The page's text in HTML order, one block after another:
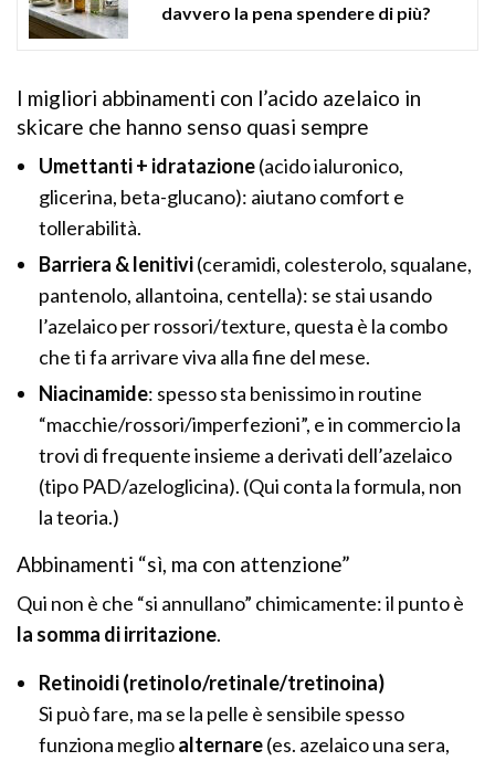
davvero la pena spendere di più?
I migliori abbinamenti con l’acido azelaico in
skicare che hanno senso quasi sempre
Umettanti + idratazione(acido ialuronico,
glicerina, beta-glucano): aiutano comfort e
tollerabilità.
Barriera & lenitivi(ceramidi, colesterolo, squalane,
pantenolo, allantoina, centella): se stai usando
l’azelaico per rossori/texture, questa è la combo
che ti fa arrivare viva alla fine del mese.
Niacinamide: spesso sta benissimo in routine
“macchie/rossori/imperfezioni”, e in commercio la
trovi di frequente insieme a derivati dell’azelaico
(tipo PAD/azeloglicina). (Qui conta la formula, non
la teoria.)
Abbinamenti “sì, ma con attenzione”
Qui non è che “si annullano” chimicamente: il punto è
la somma di irritazione.
Retinoidi (retinolo/retinale/tretinoina)
Si può fare, ma se la pelle è sensibile spesso
funziona meglioalternare(es. azelaico una sera,